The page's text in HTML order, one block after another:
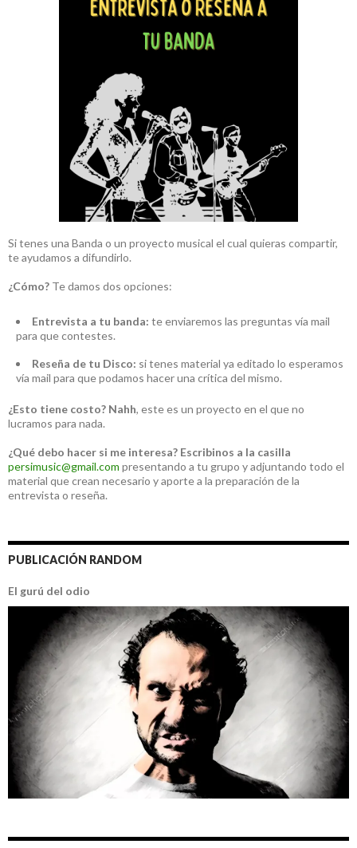
Si tenes una Banda o un proyecto musical el cual quieras compartir,
te ayudamos a difundirlo.
¿Cómo? Te damos dos opciones:
Entrevista a tu banda: te enviaremos las preguntas vía mail
para que contestes.
Reseña de tu Disco: si tenes material ya editado lo esperamos
vía mail para que podamos hacer una crítica del mismo.
¿Esto tiene costo? Nahh, este es un proyecto en el que no
lucramos para nada.
¿Qué debo hacer si me interesa? Escribinos a la casilla
persimusic@gmail.com presentando a tu grupo y adjuntando todo el
material que crean necesario y aporte a la preparación de la
entrevista o reseña.
PUBLICACIÓN RANDOM
El gurú del odio